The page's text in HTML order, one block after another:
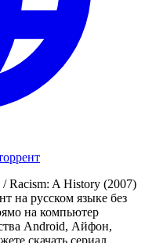
Racism: A History (2007)
на русском языке без
на компьютер
Android, Айфон,
скачать сериал